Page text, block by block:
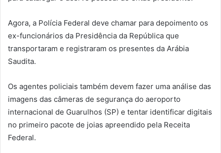
Agora, a Polícia Federal deve chamar para depoimento os
ex-funcionários da Presidência da República que
transportaram e registraram os presentes da Arábia
Saudita.
Os agentes policiais também devem fazer uma análise das
imagens das câmeras de segurança do aeroporto
internacional de Guarulhos (SP) e tentar identificar digitais
no primeiro pacote de joias apreendido pela Receita
Federal.